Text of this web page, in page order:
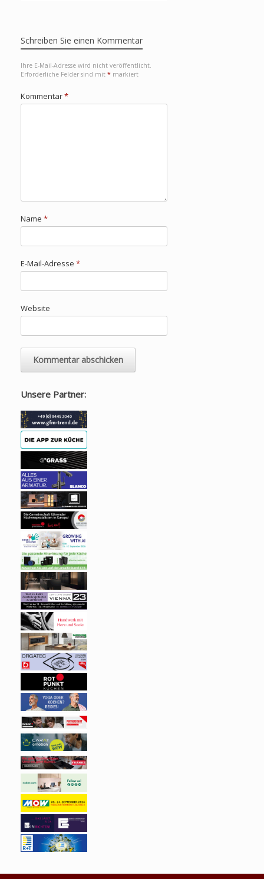
Schreiben Sie einen Kommentar
Ihre E-Mail-Adresse wird nicht veröffentlicht.
Erforderliche Felder sind mit * markiert
Kommentar*
Name *
E-Mail-Adresse *
Website
Unsere Partner: